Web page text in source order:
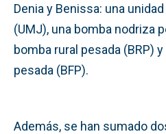
Denia y Benissa: una
(UMJ), una bomba nodriza
bomba rural pesada (BRP)
pesada (BFP).
Además, se han sumado